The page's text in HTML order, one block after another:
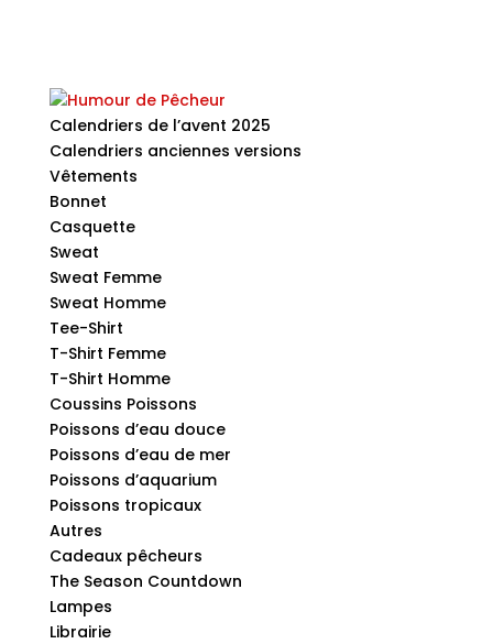
Calendriers de l’avent 2025
Calendriers anciennes versions
Vêtements
Bonnet
Casquette
Sweat
Sweat Femme
Sweat Homme
Tee-Shirt
T-Shirt Femme
T-Shirt Homme
Coussins Poissons
Poissons d’eau douce
Poissons d’eau de mer
Poissons d’aquarium
Poissons tropicaux
Autres
Cadeaux pêcheurs
The Season Countdown
Lampes
Librairie